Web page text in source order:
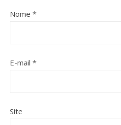
Nome *
E-mail *
Site